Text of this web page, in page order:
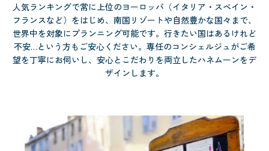
人気ランキングで常に上位のヨーロッパ（イタリア・スペイン・
フランスなど）をはじめ、南国リゾートや自然豊かな国々まで、
世界中を対象にプランニング可能です。行きたい国はあるけれど
不安…という方もご安心ください。専任のコンシェルジュがご希
望を丁寧にお伺いし、安心とこだわりを両立したハネムーンをデ
ザインします。